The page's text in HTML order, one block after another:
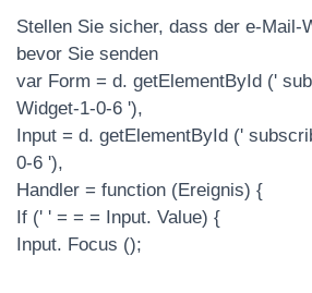
Stellen Sie sicher, dass der e-Mail-
bevor Sie senden
var Form = d. getElementById ('
Widget-1-0-6 '),
Input = d. getElementById ('
0-6 '),
Handler = function (Ereignis) {
If (' ' = = = Input. Value) {
Input. Focus ();